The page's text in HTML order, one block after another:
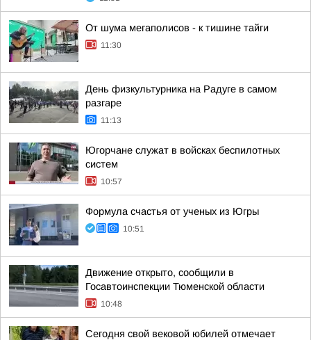
От шума мегаполисов - к тишине тайги
11:30
День физкультурника на Радуге в самом
разгаре
11:13
Югорчане служат в войсках беспилотных
систем
10:57
Формула счастья от ученых из Югры
10:51
Движение открыто, сообщили в
Госавтоинспекции Тюменской области
10:48
Сегодня свой вековой юбилей отмечает